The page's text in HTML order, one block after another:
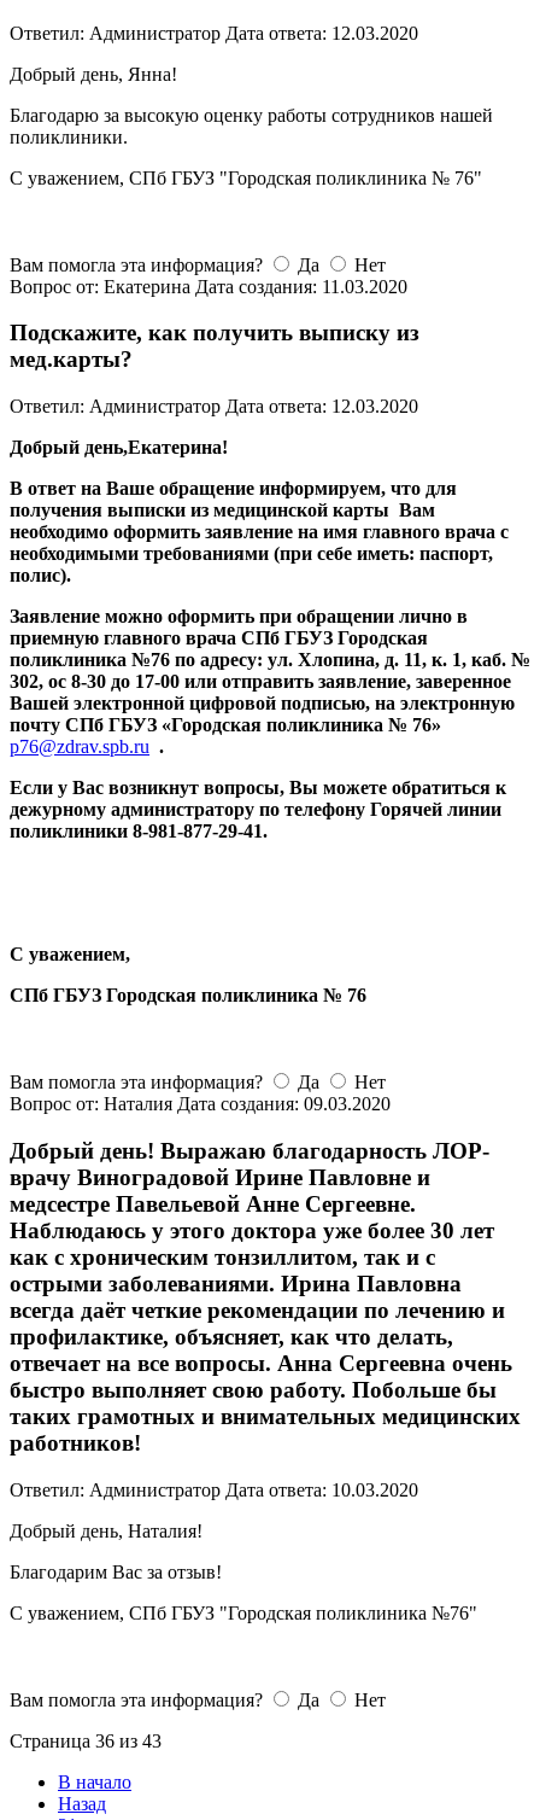
Ответил: Администратор Дата ответа: 12.03.2020
Добрый день, Янна!
Благодарю за высокую оценку работы сотрудников нашей
поликлиники.
С уважением, СПб ГБУЗ "Городская поликлиника № 76"
Вам помогла эта информация? Да
Нет
Вопрос от: Екатерина Дата создания: 11.03.2020
Подскажите, как получить выписку из
мед.карты?
Ответил: Администратор Дата ответа: 12.03.2020
Добрый день,Екатерина!
В ответ на Ваше обращение информируем, что для
получения выписки из медицинской карты Вам
необходимо оформить заявление на имя главного врача с
необходимыми требованиями (при себе иметь: паспорт,
полис).
Заявление можно оформить при обращении лично в
приемную главного врача СПб ГБУЗ Городская
поликлиника №76 по адресу: ул. Хлопина, д. 11, к. 1, каб. №
302, ос 8-30 до 17-00 или отправить заявление, заверенное
Вашей электронной цифровой подписью, на электронную
почту СПб ГБУЗ «Городская поликлиника № 76»
p76@zdrav.spb.ru .
Если у Вас возникнут вопросы, Вы можете обратиться к
дежурному администратору по телефону Горячей линии
поликлиники 8-981-877-29-41.
С уважением,
СПб ГБУЗ Городская поликлиника № 76
Вам помогла эта информация? Да
Нет
Вопрос от: Наталия Дата создания: 09.03.2020
Добрый день! Выражаю благодарность ЛОР-
врачу Виноградовой Ирине Павловне и
медсестре Павельевой Анне Сергеевне.
Наблюдаюсь у этого доктора уже более 30 лет
как с хроническим тонзиллитом, так и с
острыми заболеваниями. Ирина Павловна
всегда даёт четкие рекомендации по лечению и
профилактике, объясняет, как что делать,
отвечает на все вопросы. Анна Сергеевна очень
быстро выполняет свою работу. Побольше бы
таких грамотных и внимательных медицинских
работников!
Ответил: Администратор Дата ответа: 10.03.2020
Добрый день, Наталия!
Благодарим Вас за отзыв!
С уважением, СПб ГБУЗ "Городская поликлиника №76"
Вам помогла эта информация? Да
Нет
Страница 36 из 43
В начало
Назад